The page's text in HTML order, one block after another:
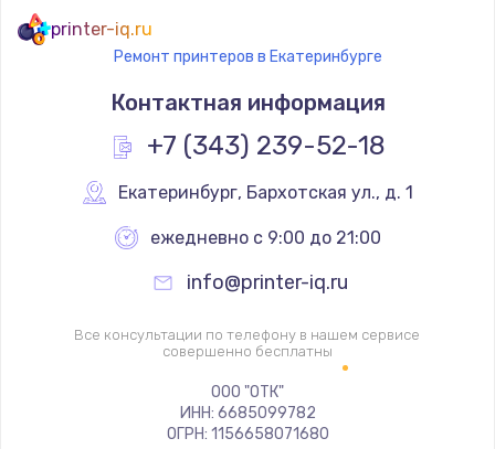
Замена контроллера питания
850 руб.
Заказать
Замена стекла
500 руб.
Заказать
Прошивка / разблокировка
printer-iq.ru
Ремонт принтеров в Екатеринбурге
Контактная информация
+7 (343) 239-52-18
Екатеринбург, Бархотская ул., д. 1
ежедневно с 9:00 до 21:00
info@printer-iq.ru
Все консультации по телефону в нашем сервисе
совершенно бесплатны
ООО "ОТК"
ИНН: 6685099782
ОГРН: 1156658071680